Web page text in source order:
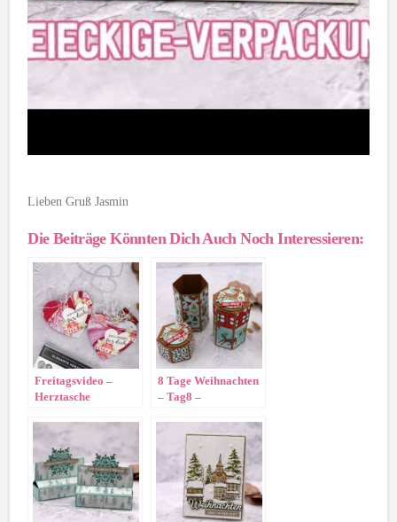
Lieben Gruß Jasmin
Die Beiträge Könnten Dich Auch Noch Interessieren:
Freitagsvideo –
Herztasche
8 Tage Weihnachten
– Tag8 –